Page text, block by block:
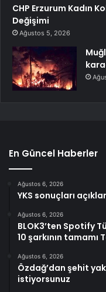
CHP Erzurum Kadın
Değişimi
Ağustos 5, 2026
En Güncel Haberler
Ağustos 6, 2026
YKS sonuçları
Ağustos 6, 2026
BLOK3’ten Spotify
10 şarkının tamamı
Ağustos 6, 2026
Özdağ’dan şehit
istiyorsunuz